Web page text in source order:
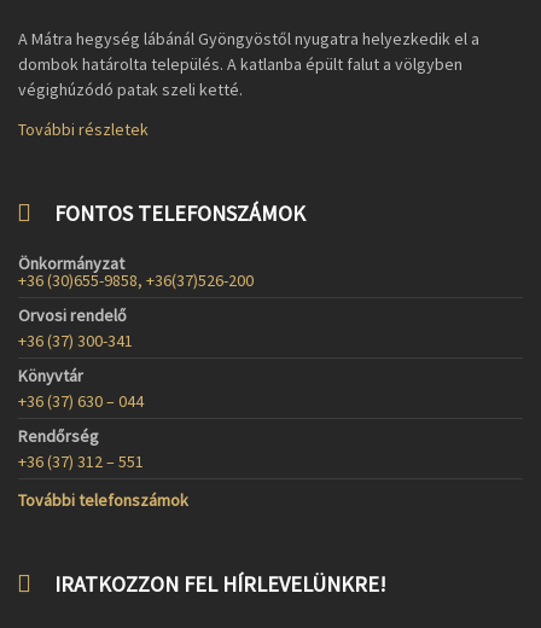
A Mátra hegység lábánál Gyöngyöstől nyugatra helyezkedik el a
dombok határolta település. A katlanba épült falut a völgyben
végighúzódó patak szeli ketté.
További részletek
FONTOS TELEFONSZÁMOK
Önkormányzat
+36 (30)655-9858, +36(37)526-200
Orvosi rendelő
+36 (37) 300-341
Könyvtár
+36 (37) 630 – 044
Rendőrség
+36 (37) 312 – 551
További telefonszámok
IRATKOZZON FEL HÍRLEVELÜNKRE!